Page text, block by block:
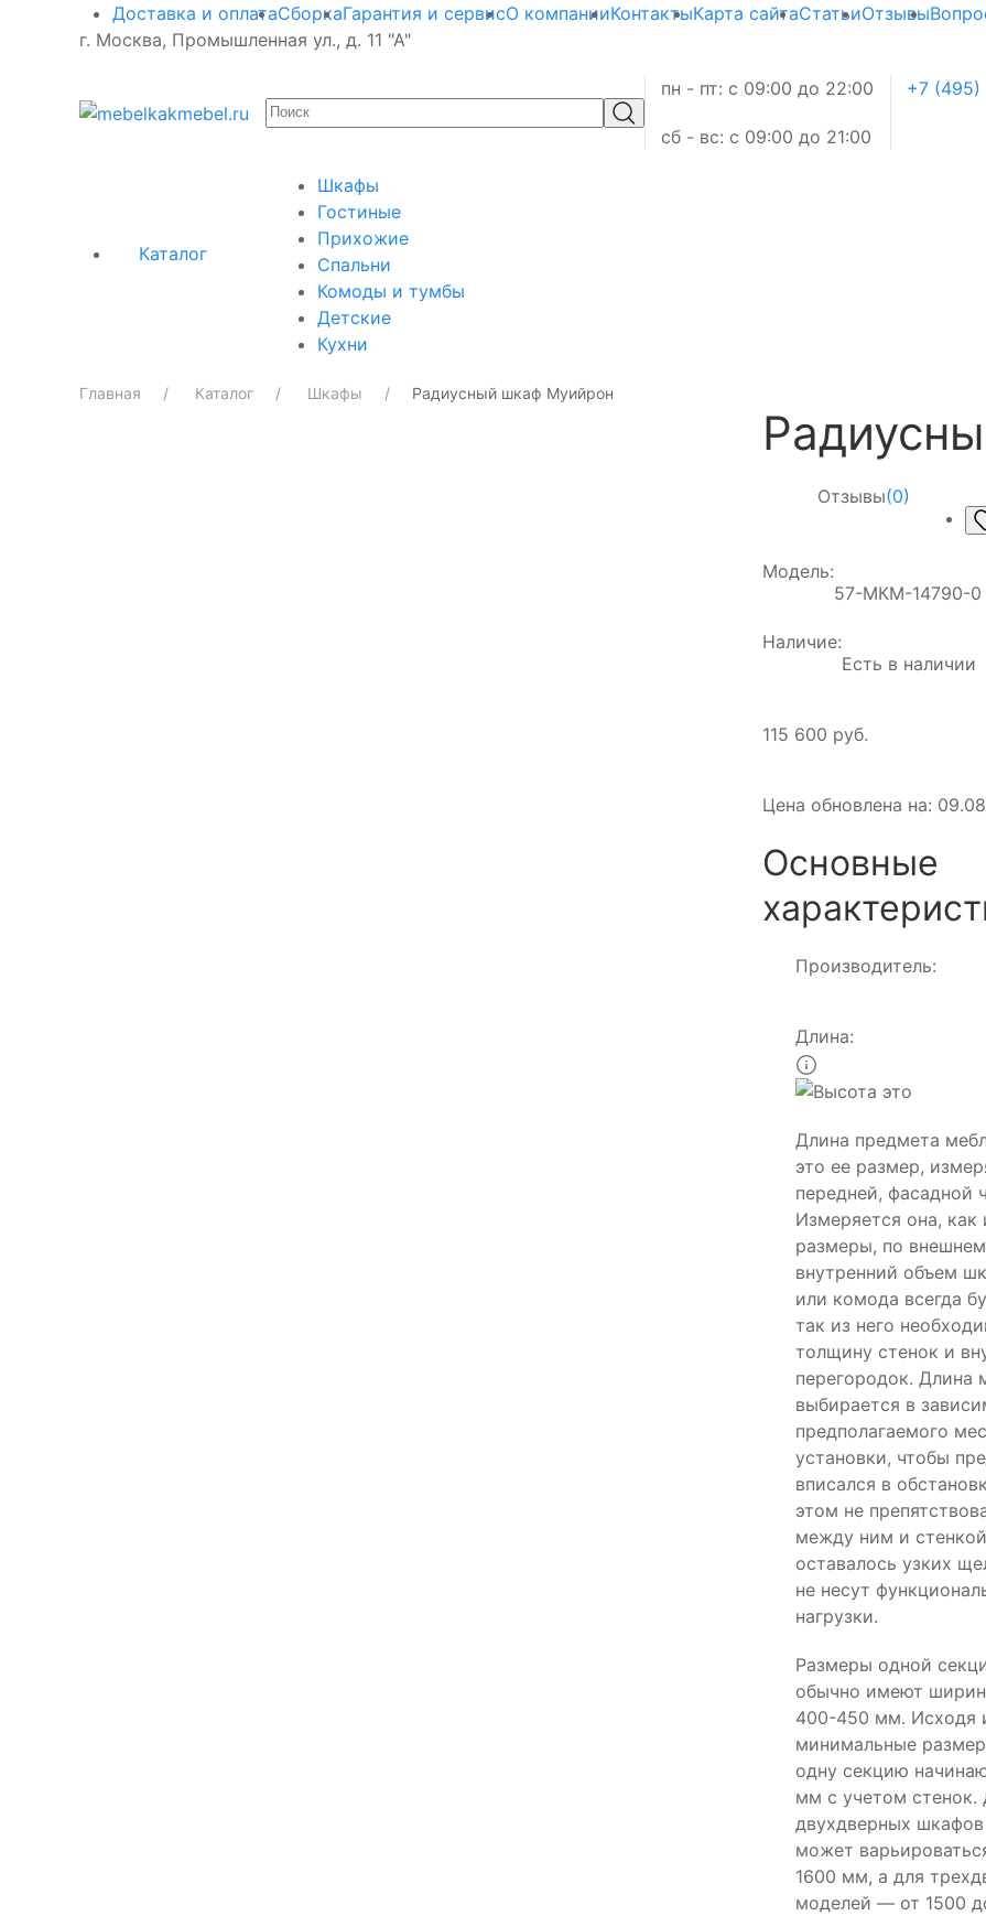
Доставка и оплатаСборкаГарантия и сервисО компанииКонтактыКарта сайтаСтатьиОтзывы
г. Москва, Промышленная ул., д. 11 "А"
пн - пт: с 09:00 до 22:00
сб - вс: с 09:00 до 21:00
+7
Каталог
Шкафы
Гостиные
Прихожие
Спальни
Комоды и тумбы
Детские
Кухни
Главная Каталог Шкафы Радиусный шкаф Муийрон
Отзывы(0)
Модель:
57-МКМ-14790-0
Наличие:
Есть в наличии
115 600 руб.
Цена обновлена на:
Основные
Производитель:
Длина:
Длина предмета
это ее размер,
передней, фасадной
Измеряется она, как
размеры, по
внутренний объем
или комода всегда
так из него
толщину стенок и
перегородок. Длина
выбирается в
предполагаемого
установки, чтобы
вписался в
этом не
между ним и
оставалось узких
не несут
нагрузки.
Размеры одной
обычно имеют
400-450 мм. Исходя
минимальные
одну секцию
мм с учетом стенок.
двухдверных
может
1600 мм, а для
моделей — от 1500